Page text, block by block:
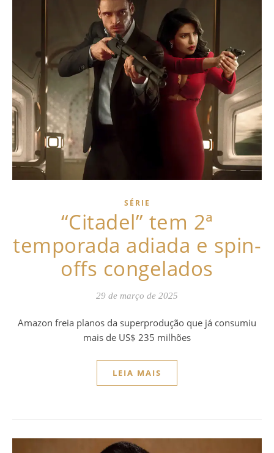
SÉRIE
“Citadel” tem 2ª
temporada adiada e spin-
offs congelados
29 de março de 2025
Amazon freia planos da superprodução que já consumiu
mais de US$ 235 milhões
LEIA MAIS